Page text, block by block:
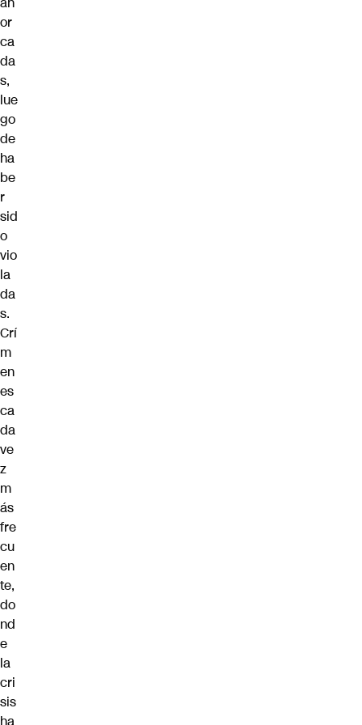
or
ca
da
s,
lue
go
de
ha
be
r
sid
o
vio
la
da
s.
Crí
m
en
es
ca
da
ve
z
m
ás
fre
cu
en
te,
do
nd
e
la
cri
sis
ha